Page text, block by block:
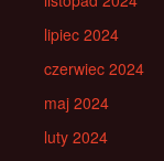
lipiec 2024
czerwiec 2024
maj 2024
luty 2024